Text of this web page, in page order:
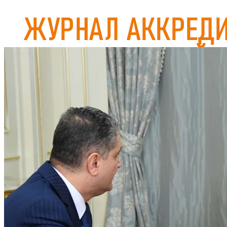
Журнал аккредитован при Евразийской Экономической
ГЛАВНАЯ